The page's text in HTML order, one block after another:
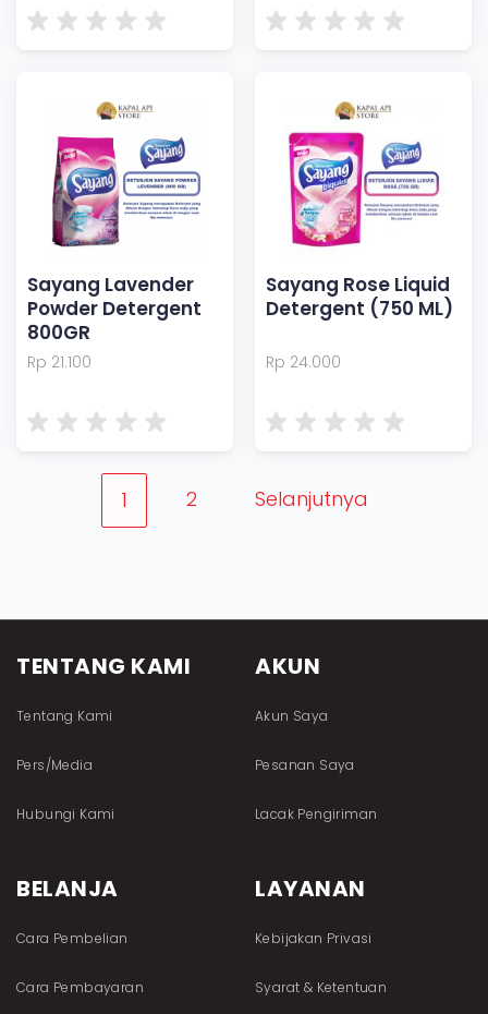
Sayang Lavender
Powder Detergent
800GR
Rp 21.100
Sayang Rose Liquid
Detergent (750 ML)
Rp 24.000
1 2 Selanjutnya
TENTANG KAMI
Tentang Kami
Pers/Media
Hubungi Kami
AKUN
Akun Saya
Pesanan Saya
Lacak Pengiriman
BELANJA
Cara Pembelian
Cara Pembayaran
LAYANAN
Kebijakan Privasi
Syarat & Ketentuan